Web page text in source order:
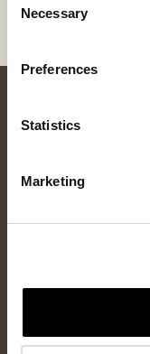
Selection
Necessary
Preferences
Statistics
Marketing
samt tilgang til